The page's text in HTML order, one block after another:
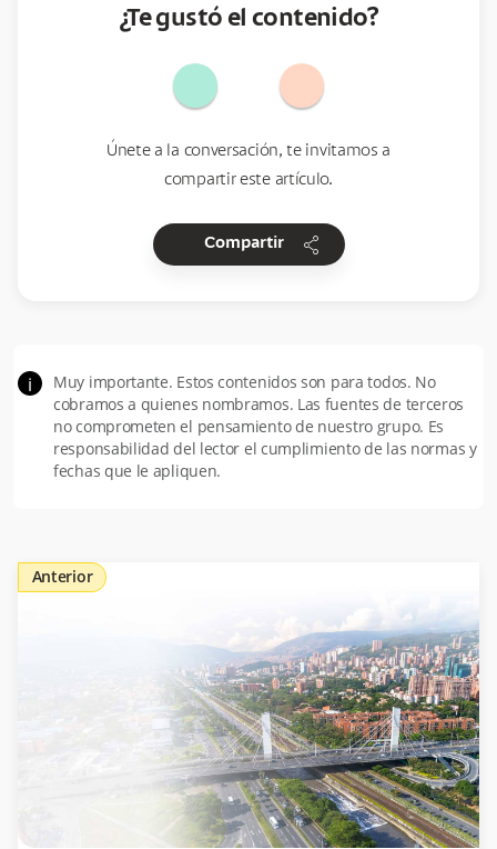
¿Te gustó el contenido?
Únete a la conversación, te invitamos a
compartir este artículo.
Compartir share
i
Muy importante. Estos contenidos son para todos. No
cobramos a quienes nombramos. Las fuentes de terceros
no comprometen el pensamiento de nuestro grupo. Es
responsabilidad del lector el cumplimiento de las normas y
fechas que le apliquen.
Anterior